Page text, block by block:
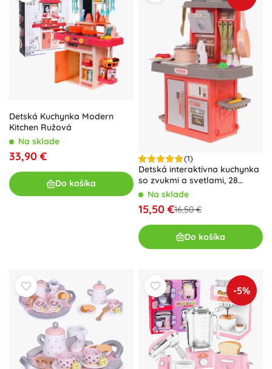
Detská Kuchynka Modern
Kitchen Ružová
Na sklade
33,90 €
Do košíka
(1)
Detská interaktívna kuchynka
so zvukmi a svetlami, 28
dielov – Ružová
Na sklade
15,50 €16,50 €
Do košíka
-5%